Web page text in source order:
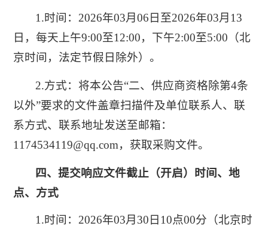
1.时间：2026年03月06日至2026年03月13
日，每天上午9:00至12:00，下午2:00至5:00（北
京时间，法定节假日除外）。
2.方式：将本公告“二、供应商资格除第4条
以外”要求的文件盖章扫描件及单位联系人、联
系方式、联系地址发送至邮箱：
1174534119@qq.com，获取采购文件。
四、提交响应文件截止（开启）时间、地
点、 方式
1.时间：2026年03月30日10点00分（北京时